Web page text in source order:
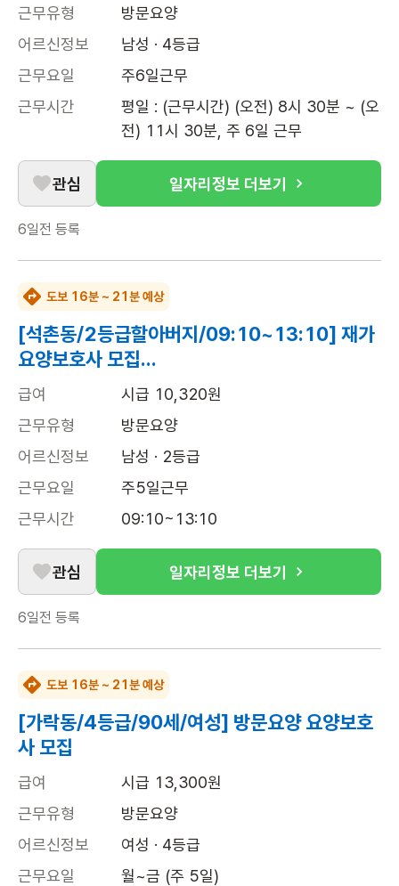
근무유형
방문요양
어르신정보
남성 · 4등급
근무요일
주6일근무
근무시간
평일 : (근무시간) (오전) 8시 30분 ~ (오
전) 11시 30분, 주 6일 근무
관심 일자리정보 더보기
6일전 등록
도보 16분 ~ 21분 예상
[석촌동/2등급할아버지/09:10~13:10] 재가
요양보호사 모집...
급여
시급 10,320원
근무유형
방문요양
어르신정보
남성 · 2등급
근무요일
주5일근무
근무시간
09:10~13:10
관심 일자리정보 더보기
6일전 등록
도보 16분 ~ 21분 예상
[가락동/4등급/90세/여성] 방문요양 요양보호
사 모집
급여
시급 13,300원
근무유형
방문요양
어르신정보
여성 · 4등급
근무요일
월~금 (주 5일)